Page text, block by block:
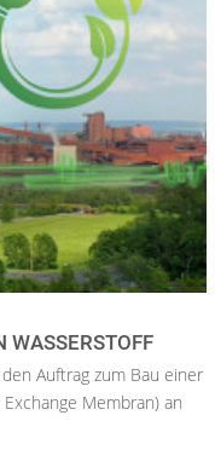
WASSERSTOFF
Auftrag zum Bau einer
Membran) an